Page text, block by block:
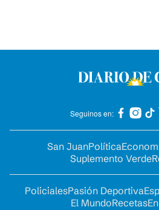
Seguinos en:
San JuanPolítica
Suplemento Verde
PolicialesPasión Deportiva
El MundoRecetas